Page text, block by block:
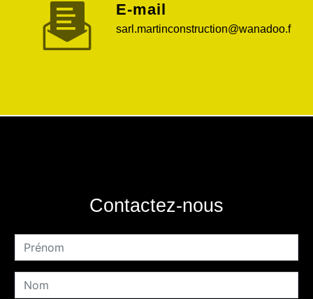
E-mail
sarl.martinconstruction@wanadoo.f
Contactez-nous